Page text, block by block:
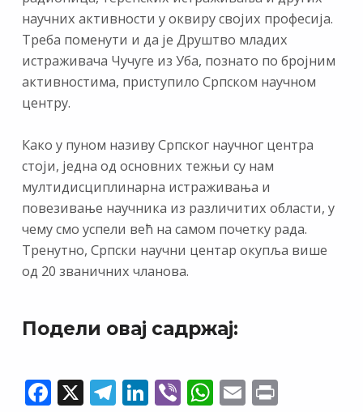
научних активности у оквиру својих професија.
Треба поменути и да је Друштво младих
истраживача Чучуге из Уба, познато по бројним
активностима, приступило Српском научном
центру.
Како у пуном називу Српског научног центра
стоји, једна од основних тежњи су нам
мултидисциплинарна истраживања и
повезивање научника из различитих области, у
чему смо успели већ на самом почетку рада.
Тренутно, Српски научни центар окупља више
од 20 званичних чланова.
Подели овај садржај:
F X T Li Vi W E Pr